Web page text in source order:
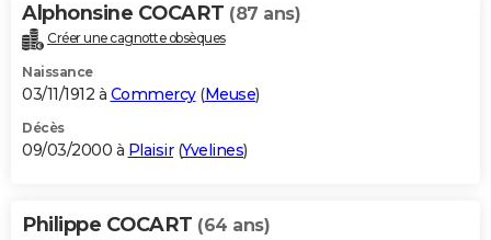
Alphonsine COCART (87 ans)
Créer une cagnotte obsèques
Naissance
03/11/1912 à Commercy(Meuse)
Décès
09/03/2000 à Plaisir(Yvelines)
Philippe COCART (64 ans)